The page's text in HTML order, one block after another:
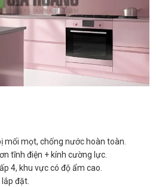
mối mọt, chống nước hoàn toàn.
tĩnh điện + kính cường lực.
4, khu vực có độ ẩm cao.
lắp đặt.